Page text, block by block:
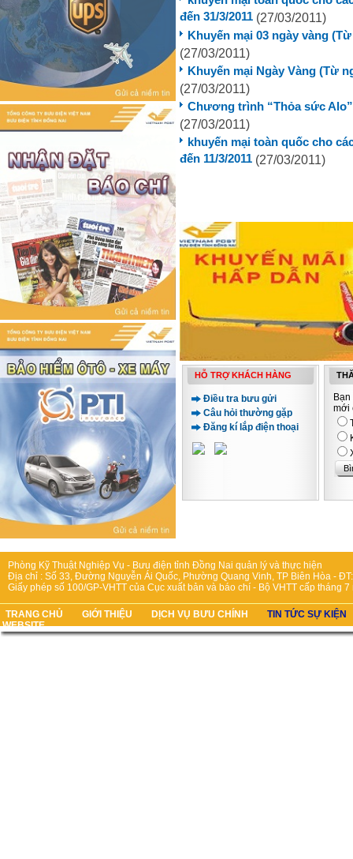
đến 31/3/2011 (27/03/2011)
Khuyến mại 03 ngày vàng
(27/03/2011)
Khuyến mại Ngày Vàng (Từ
(27/03/2011)
Chương trình “Thỏa sức
(27/03/2011)
khuyến mại toàn quốc cho
đến 11/3/2011 (27/03/2011)
HỖ TRỢ KHÁCH HÀNG
Điều tra bưu gửi
Câu hỏi thường gặp
Đăng kí lắp điện thoại
mới
Phòng Kỹ Thuật Nghiệp Vụ - Bưu điện tỉnh Đồng Nai quản lý và thực hiện
Địa chỉ : Số 33, Đường Nguyễn Ái Quốc, Phường Quang Vinh, TP Biên Hòa -
Giấy phép số 100/GP-VHTT của Cục xuất bản và báo chí - Bộ VHTT cấp tháng 7
TRANG CHỦ GIỚI THIỆU DỊCH VỤ BƯU CHÍNH
TIN TỨC SỰ KIỆN
WEBSITE